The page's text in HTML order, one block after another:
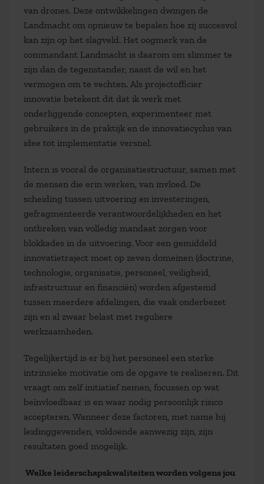
van drones. Deze ontwikkelingen dwingen de
Landmacht om opnieuw te bepalen hoe zij succesvol
kan zijn op het slagveld. Het oogmerk van de
commandant Landmacht is daarom om slimmer te
zijn dan de tegenstander, naast de wil en het
vermogen om te vechten. Als projectofficier
innovatie betekent dit dat ik werk met
onderliggende concepten, experimenteer met
gebruikers in de praktijk en de innovatiecyclus van
idee tot implementatie versnel.
Intern is vooral de organisatiestructuur, samen met
de mensen die erin werken, van invloed. De
scheiding tussen uitvoering en investeringen,
gefragmenteerde verantwoordelijkheden en het
ontbreken van volledig mandaat zorgen voor
blokkades in de uitvoering. Voor een gemiddeld
innovatietraject moet op zeven domeinen (doctrine,
technologie, organisatie, personeel, veiligheid,
infrastructuur en financiën) worden afgestemd
tussen meerdere afdelingen, die vaak onderbezet
zijn en al zwaar belast met reguliere
werkzaamheden.
Tegelijkertijd is er bij het personeel een sterke
intrinsieke motivatie om de opgave te realiseren. Dit
vraagt om zelf initiatief nemen, focussen op wat
beïnvloedbaar is en waar nodig persoonlijk risico
accepteren. Wanneer deze factoren, met name bij
leidinggevenden, voldoende aanwezig zijn, zijn
resultaten goed mogelijk.
Welke leiderschapskwaliteiten worden volgens jou